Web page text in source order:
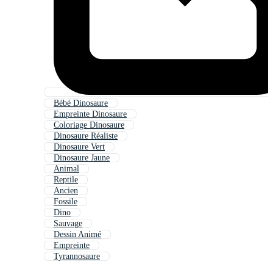
Bébé Dinosaure
Empreinte Dinosaure
Coloriage Dinosaure
Dinosaure Réaliste
Dinosaure Vert
Dinosaure Jaune
Animal
Reptile
Ancien
Fossile
Dino
Sauvage
Dessin Animé
Empreinte
Tyrannosaure